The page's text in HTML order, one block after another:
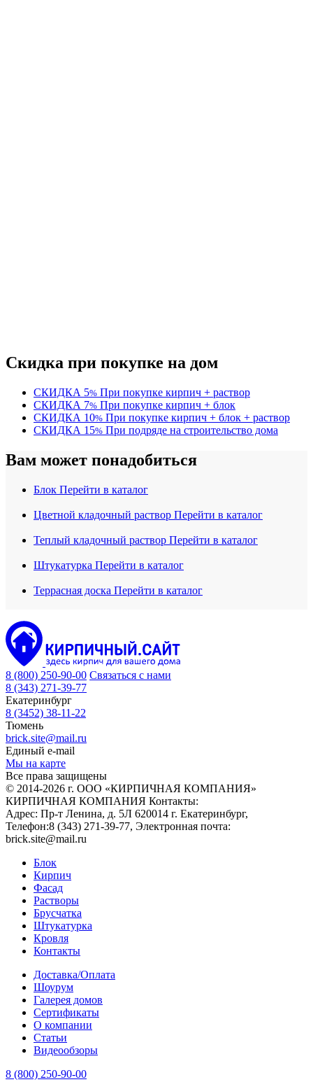
Скидка при покупке на дом
СКИДКА 5% При покупке кирпич + раствор
СКИДКА 7% При покупке кирпич + блок
СКИДКА 10% При покупке кирпич + блок + раствор
СКИДКА 15% При подряде на строительство дома
Вам может понадобиться
Блок Перейти в каталог
Цветной кладочный раствор Перейти в каталог
Теплый кладочный раствор Перейти в каталог
Штукатурка Перейти в каталог
Террасная доска Перейти в каталог
8 (800) 250-90-00 Связаться с нами
8 (343) 271-39-77
Екатеринбург
8 (3452) 38-11-22
Тюмень
brick.site@mail.ru
Единый e-mail
Мы на карте
Все права защищены
© 2014-2026 г. ООО «КИРПИЧНАЯ КОМПАНИЯ»
КИРПИЧНАЯ КОМПАНИЯ Контакты:
Адрес: Пр-т Ленина, д. 5Л 620014 г. Екатеринбург,
Телефон:8 (343) 271-39-77, Электронная почта:
brick.site@mail.ru
Блок
Кирпич
Фасад
Растворы
Брусчатка
Штукатурка
Кровля
Контакты
Доставка/Оплата
Шоурум
Галерея домов
Сертификаты
О компании
Статьи
Видеообзоры
8 (800) 250-90-00